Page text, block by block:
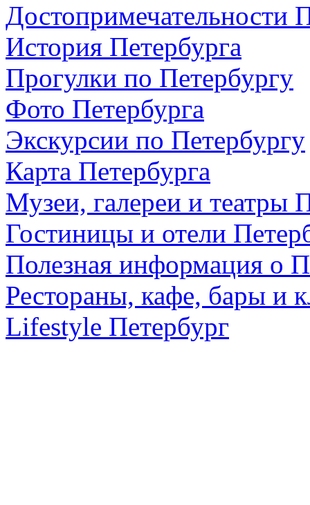
Достопримечательности
История Петербурга
Прогулки по Петербургу
Фото Петербурга
Экскурсии по Петербургу
Карта Петербурга
Музеи, галереи и театры
Гостиницы и отели
Полезная информация о
Рестораны, кафе, бары и
Lifestyle Петербург